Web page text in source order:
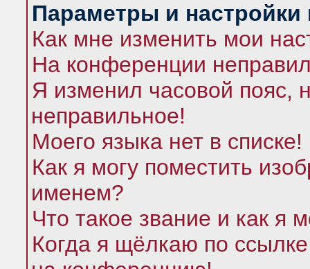
Параметры и настройки
Как мне изменить мои
На конференции
Я изменил часовой пояс,
неправильное!
Моего языка нет в списке!
Как я могу поместить
именем?
Что такое звание и как я
Когда я щёлкаю по